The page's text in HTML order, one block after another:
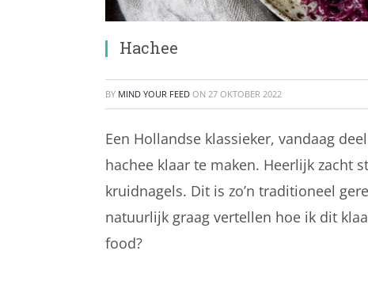
Hachee
BY MIND YOUR FEED ON 27 OKTOBER 2022
Een Hollandse klassieker, vandaag
hachee klaar te maken. Heerlijk zacht
kruidnagels. Dit is zo’n traditioneel
natuurlijk graag vertellen hoe ik dit
food?